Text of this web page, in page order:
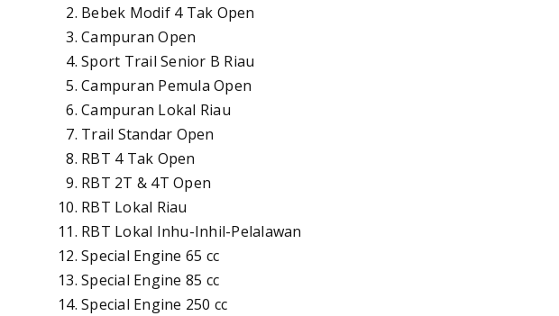
Bebek Modif 4 Tak Open
Campuran Open
Sport Trail Senior B Riau
Campuran Pemula Open
Campuran Lokal Riau
Trail Standar Open
RBT 4 Tak Open
RBT 2T & 4T Open
RBT Lokal Riau
RBT Lokal Inhu-Inhil-Pelalawan
Special Engine 65 cc
Special Engine 85 cc
Special Engine 250 cc